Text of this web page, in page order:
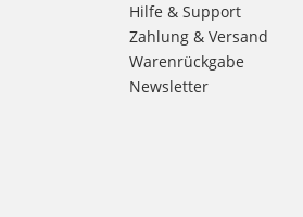
Hilfe & Support
Zahlung & Versand
Warenrückgabe
Newsletter